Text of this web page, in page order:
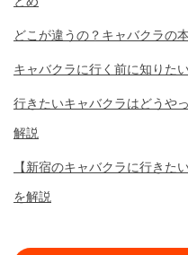
どこが違うの？キャバクラの
キャバクラに行く前に知りた
行きたいキャバクラはどうや
解説
【新宿のキャバクラに行きた
を解説